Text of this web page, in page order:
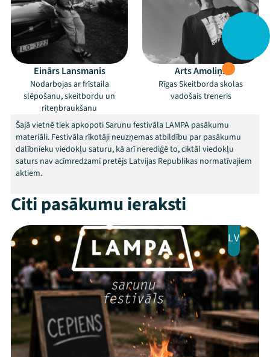
Mana programma
Festivāls
Programma
Arhīvs
Einārs Lansmanis
Nodarbojas ar frīstaila
slēpošanu, skeitbordu un
riteņbraukšanu
Arts Amoliņš
Rīgas Skeitborda skolas
vadošais treneris
Šajā vietnē tiek apkopoti Sarunu festivāla LAMPA pasākumu
materiāli. Festivāla rīkotāji neuzņemas atbildību par pasākumu
dalībnieku viedokļu saturu, kā arī nerediģē to, ciktāl viedokļu
saturs nav acīmredzami pretējs Latvijas Republikas normatīvajiem
aktiem.
Citi pasākumu ieraksti
LV